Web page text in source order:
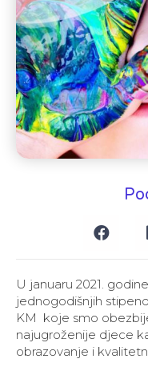
U januaru 2021.
jednogodišnjih
KM koje smo
najugroženije djece
obrazovanje i